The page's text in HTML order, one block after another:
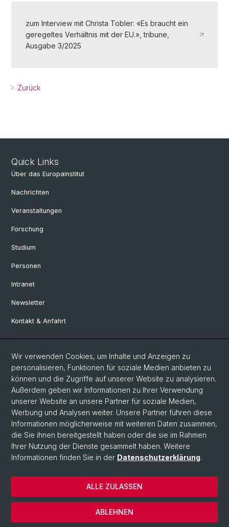
zum Interview mit Christa Tobler: «Es braucht ein
geregeltes Verhältnis mit der EU.», tribune,
Ausgabe 3/2025
Zurück
Quick Links
Über das Europainstitut
Nachrichten
Veranstaltungen
Forschung
Studium
Personen
Intranet
Newsletter
Kontakt & Anfahrt
Social Media
Facebook
LinkedIn
Instagram
© Universität Basel
Datenschutzerklärung
Wir verwenden Cookies, um Inhalte und Anzeigen zu
personalisieren, Funktionen für soziale Medien anbieten zu
können und die Zugriffe auf unserer Website zu analysieren.
Außerdem geben wir Informationen zu Ihrer Verwendung
unserer Website an unsere Partner für soziale Medien,
Werbung und Analysen weiter. Unsere Partner führen diese
Informationen möglicherweise mit weiteren Daten zusammen,
die Sie ihnen bereitgestellt haben oder die sie im Rahmen
Ihrer Nutzung der Dienste gesammelt haben. Weitere
Informationen finden Sie in der Datenschutzerklärung.
ABLEHNEN
ALLE ZULASSEN